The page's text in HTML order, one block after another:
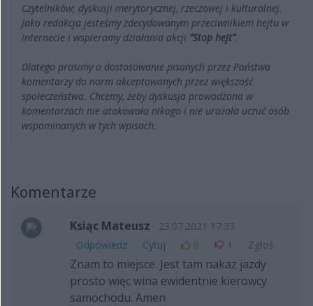
Czytelników; dyskusji merytorycznej, rzeczowej i kulturalnej.
Jako redakcja jesteśmy zdecydowanym przeciwnikiem hejtu w
Internecie i wspieramy działania akcji "Stop hejt".
Dlatego prosimy o dostosowanie pisanych przez Państwa
komentarzy do norm akceptowanych przez większość
społeczeństwa. Chcemy, żeby dyskusja prowadzona w
komentarzach nie atakowała nikogo i nie urażała uczuć osób
wspominanych w tych wpisach.
Komentarze
Ksiąc Mateusz
23.07.2021 17:33
Odpowiedz
Cytuj 0 1 Zgłoś
Znam to miejsce. Jest tam nakaz jazdy
prosto więc wina ewidentnie kierowcy
samochodu. Amen